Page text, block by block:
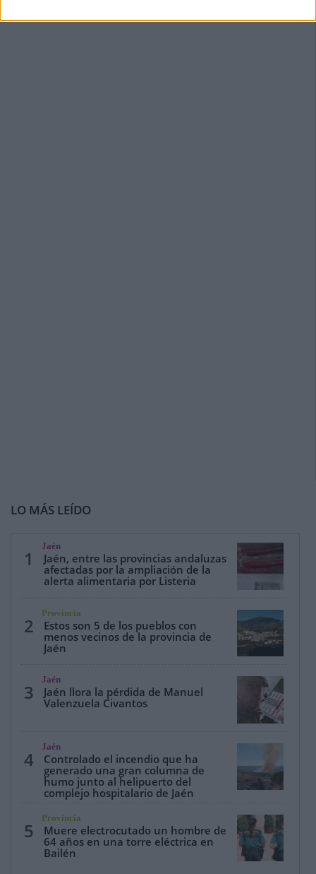
LO MÁS LEÍDO
1
Jaén
Jaén, entre las provincias andaluzas
afectadas por la ampliación de la
alerta alimentaria por Listeria
2
Provincia
Estos son 5 de los pueblos con
menos vecinos de la provincia de
Jaén
3
Jaén
Jaén llora la pérdida de Manuel
Valenzuela Civantos
4
Jaén
Controlado el incendio que ha
generado una gran columna de
humo junto al helipuerto del
complejo hospitalario de Jaén
5
Provincia
Muere electrocutado un hombre de
64 años en una torre eléctrica en
Bailén